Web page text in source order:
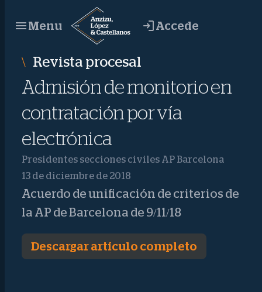
contenido
Menu Accede
Revista procesal
Admisión de monitorio en
contratación por vía
electrónica
Presidentes secciones civiles AP Barcelona
13 de diciembre de 2018
Acuerdo de unificación de criterios de
la AP de Barcelona de 9/11/18
Descargar artículo completo